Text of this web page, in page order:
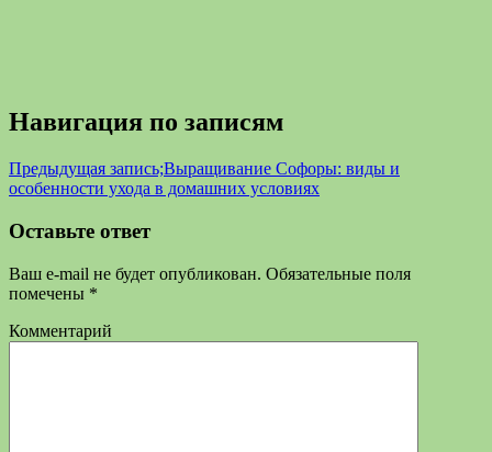
Навигация по записям
Предыдущая запись;Выращивание Софоры: виды и
особенности ухода в домашних условиях
Оставьте ответ
Ваш e-mail не будет опубликован. Обязательные поля
помечены *
Комментарий